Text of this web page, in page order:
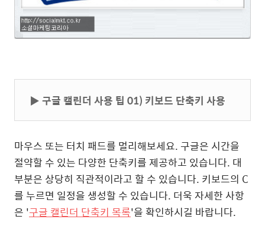
▶구글 캘린더 사용 팁 01) 키보드 단축키 사용
마우스 또는 터치 패드를 멀리해보세요. 구글은 시간을
절약할 수 있는 다양한 단축키를 제공하고 있습니다. 대
부분은 상당히 직관적이라고 할 수 있습니다. 키보드의 C
를 누르면 일정을 생성할 수 있습니다. 더욱 자세한 사항
은 '구글 캘린더 단축키 목록'을 확인하시길 바랍니다.